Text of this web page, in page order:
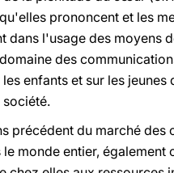
prononcent et les
dans l'usage des
des
enfants et sur les
précédent du marché
monde entier,